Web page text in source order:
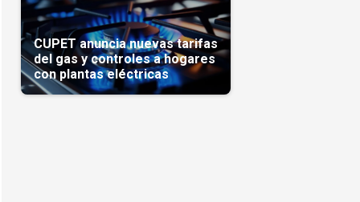
CUPET anuncia nuevas tarifas
del gas y controles a hogares
con plantas eléctricas